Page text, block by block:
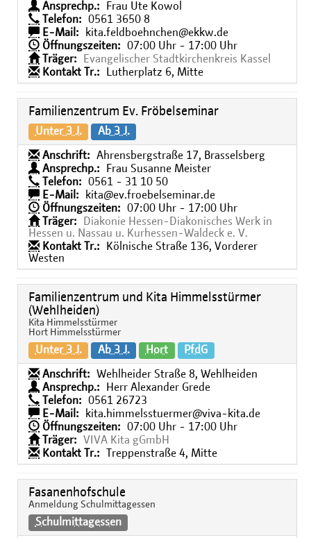
Ansprechp.:
Frau Ute Kowol
Telefon:
0561 3650 8
E-Mail:
kita.feldboehnchen@ekkw.de
Öffnungszeiten:
07:00 Uhr - 17:00 Uhr
Träger:
Evangelischer Stadtkirchenkreis Kassel
Kontakt Tr.:
Lutherplatz 6, Mitte
Familienzentrum Ev. Fröbelseminar
Unter 3 J. Ab 3 J.
Anschrift:
Ahrensbergstraße 17, Brasselsberg
Ansprechp.:
Frau Susanne Meister
Telefon:
0561 - 31 10 50
E-Mail:
kita@ev.froebelseminar.de
Öffnungszeiten:
07:00 Uhr - 17:00 Uhr
Träger:
Diakonie Hessen-Diakonisches Werk in
Hessen u. Nassau u. Kurhessen-Waldeck e. V.
Kontakt Tr.:
Kölnische Straße 136, Vorderer
Westen
Familienzentrum und Kita Himmelsstürmer
(Wehlheiden)
Kita Himmelsstürmer
Hort Himmelsstürmer
Unter 3 J. Ab 3 J. Hort PfdG
Anschrift:
Wehlheider Straße 8, Wehlheiden
Ansprechp.:
Herr Alexander Grede
Telefon:
0561 26723
E-Mail:
kita.himmelsstuermer@viva-kita.de
Öffnungszeiten:
07:00 Uhr - 17:00 Uhr
Träger:
VIVA Kita gGmbH
Kontakt Tr.:
Treppenstraße 4, Mitte
Fasanenhofschule
Anmeldung Schulmittagessen
Schulmittagessen